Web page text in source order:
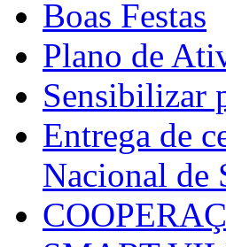
Boas Festas
Plano de
Sensibilizar
Entrega de
Nacional de